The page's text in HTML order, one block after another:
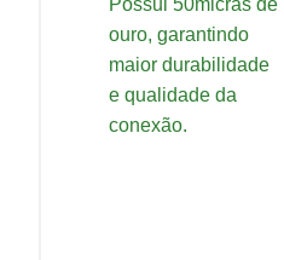
Possui 50micras de
ouro, garantindo
maior durabilidade
e qualidade da
conexão.